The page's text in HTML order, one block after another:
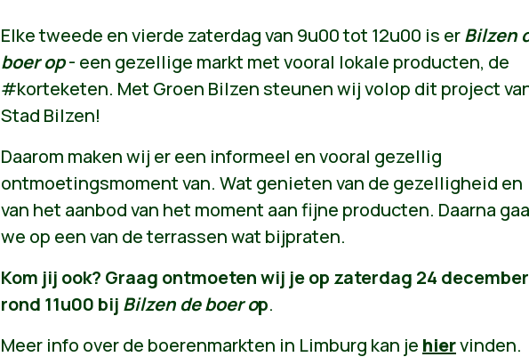
Elke tweede en vierde zaterdag van 9u00 tot 12u00 is erBilzen
boer op- een gezellige markt met vooral lokale producten, de
#korteketen. Met Groen Bilzen steunen wij volop dit project
Stad Bilzen!
Daarom maken wij er een informeel en vooral gezellig
ontmoetingsmoment van. Wat genieten van de gezelligheid en
van het aanbod van het moment aan fijne producten. Daarna
we op een van de terrassen wat bijpraten.
Kom jij ook? Graag ontmoeten wij je op zaterdag 24 december
rond 11u00 bij Bilzen de boer op.
Meer info over de boerenmarkten in Limburg kan je hiervinden.